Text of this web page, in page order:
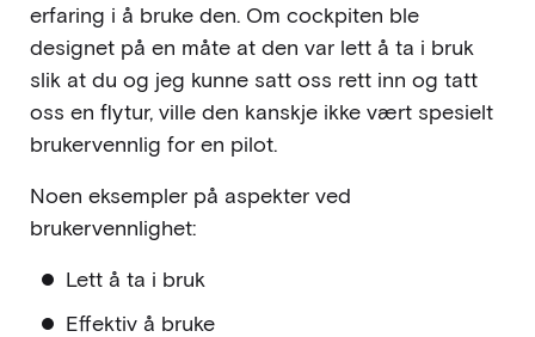
erfaring i å bruke den. Om cockpiten ble
designet på en måte at den var lett å ta i bruk
slik at du og jeg kunne satt oss rett inn og tatt
oss en flytur, ville den kanskje ikke vært spesielt
brukervennlig for en pilot.
Noen eksempler på aspekter ved
brukervennlighet:
Lett å ta i bruk
Effektiv å bruke